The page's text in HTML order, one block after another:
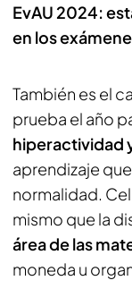
EvAU 2024:
en los
También es el
prueba el año
hiperactividad
aprendizaje
normalidad.
mismo que la
área de las
moneda u